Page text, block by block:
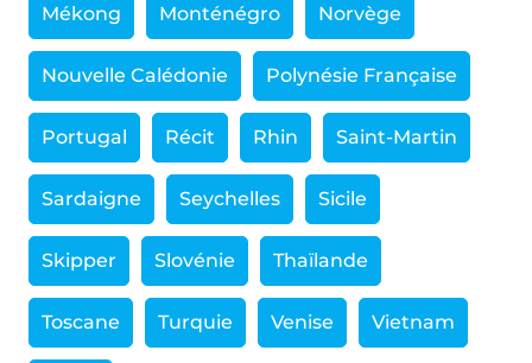
Mékong Monténégro Norvège
Nouvelle Calédonie Polynésie Française
Portugal Récit Rhin Saint-Martin
Sardaigne Seychelles Sicile
Skipper Slovénie Thaïlande
Toscane Turquie Venise Vietnam